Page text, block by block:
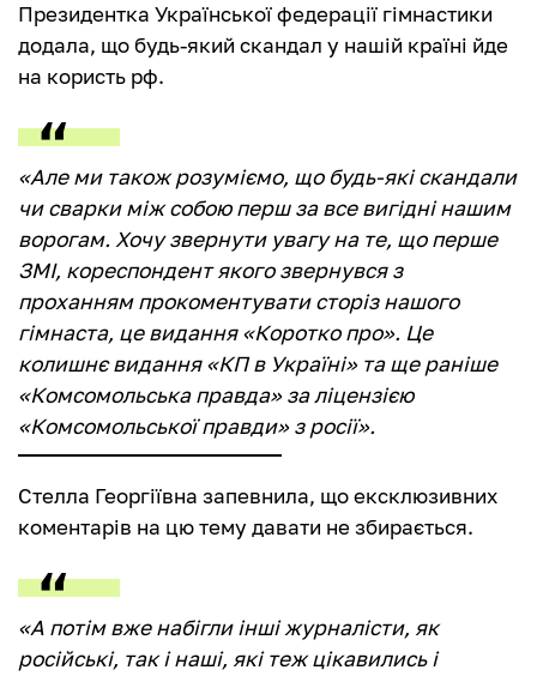
Президентка Української федерації гімнастики
додала, що будь-який скандал у нашій країні йде
на користь рф.
«Але ми також розуміємо, що будь-які скандали
чи сварки між собою перш за все вигідні нашим
ворогам. Хочу звернути увагу на те, що перше
ЗМІ, кореспондент якого звернувся з
проханням прокоментувати сторіз нашого
гімнаста, це видання «Коротко про». Це
колишнє видання «КП в Україні» та ще раніше
«Комсомольська правда» за ліцензією
«Комсомольської правди» з росії».
Стелла Георгіївна запевнила, що ексклюзивних
коментарів на цю тему давати не збирається.
«А потім вже набігли інші журналісти, як
російські, так і наші, які теж цікавились і